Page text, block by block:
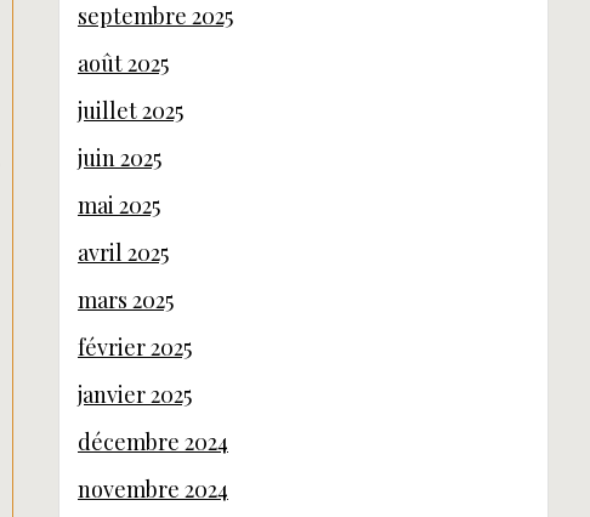
septembre 2025
août 2025
juillet 2025
juin 2025
mai 2025
avril 2025
mars 2025
février 2025
janvier 2025
décembre 2024
novembre 2024